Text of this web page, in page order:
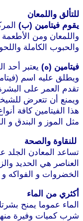
للتألق واللمعان
يقوم فيتامين (ب)
واللمعان ومن
والحبوب الكاملة
فيتامين (ه) يعتبر أحد
ويطلق عليه اسم
تقدم العمر على
ويمنع أن تتعرض
هذا الفيتامين كافة
مثل الموز و البندق و
للنقاوة والصحة
تساعد المعادن
العناصر هي الحديد
الخضروات و الفواكه
أكثري من الماء
الماء عموما يمنح
شرب كميات وفيرة